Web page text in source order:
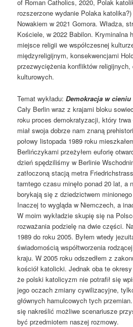
of Roman Catholics, 2020, Polak
rozszerzone wydanie Polaka
Nowakiem w 2021 Gomora. Władza,
Kościele, w 2022 Babilon. Kryminalna
miejsce religii we współczesnej
międzyreligijnym, konsekwencjami
przezwyciężenia konfliktów
kulturowych.
Temat wykładu:Demokracja w
Cały Berlin wraz z krajami bloku
roku proces demokratyzacji, który
miał swoja dobrze nam znaną
połowy listopada 1989 roku
Berlińczykami przeżyłem euforię
dzień spędziliśmy w Berlinie
zatłoczoną stacją metra
tamtego czasu minęło ponad 20 lat, a
borykają się z dziedzictwem
Inaczej to wygląda w Niemczech, a
W moim wykładzie skupię się na
rozważania podzielę na dwie części.
1989 do roku 2005. Byłem wtedy
świadomością współtworzenia
kraju. W 2005 roku odszedłem z
kościół katolicki. Jednak oba te
że polski katolicyzm nie potrafił się
jego oczach zmiany cywilizacyjne,
głównych hamulcowych tych
się nakreślić możliwe scenariusze
być przedmiotem naszej rozmowy.